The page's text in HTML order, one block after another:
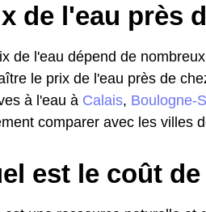
de l'eau près
de l'eau dépend de
le prix de l'eau près de
à l'eau à Calais, Boulogne-
comparer avec les villes
est le coût